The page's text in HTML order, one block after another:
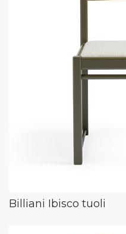
Billiani Ibisco tuoli